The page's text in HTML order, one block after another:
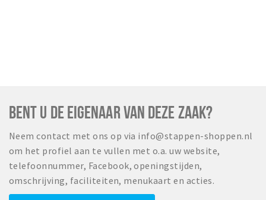
BENT U DE EIGENAAR VAN DEZE ZAAK?
Neem contact met ons op via info@stappen-shoppen.nl
om het profiel aan te vullen met o.a. uw website,
telefoonnummer, Facebook, openingstijden,
omschrijving, faciliteiten, menukaart en acties.